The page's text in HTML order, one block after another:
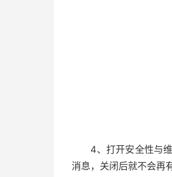
4、打开安全性与维
消息，关闭后就不会再